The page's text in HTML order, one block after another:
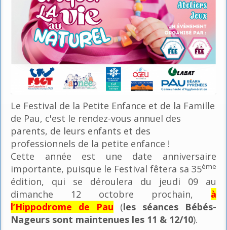
Le Festival de la Petite Enfance et de la Famille
de Pau, c'est le rendez-vous annuel des
parents, de leurs enfants et des
professionnels de la petite enfance !
Cette année est une date anniversaire
importante, puisque le Festival fêtera sa 35ème
édition, qui se déroulera du jeudi 09 au
dimanche 12 octobre prochain, à
l’Hippodrome de Pau (les séances Bébés-
Nageurs sont maintenues les 11 & 12/10).